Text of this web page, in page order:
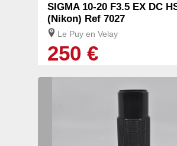
SIGMA 10-20 F3.5 EX DC
(Nikon) Ref 7027
Le Puy en Velay
250 €